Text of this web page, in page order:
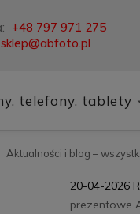
+48 797 971 275
sklep@abfoto.pl
telefony, tablety
Aktualności i blog –
20-04-2026
prezentowe